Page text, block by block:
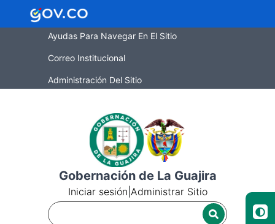
Ayudas Para Navegar En El Sitio
Correo Institucional
Administración Del Sitio
Gobernación de La Guajira
Iniciar sesión Administrar Sitio